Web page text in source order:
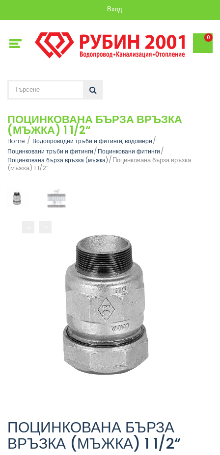
Вход
0
ПОЦИНКОВАНА БЪРЗА ВРЪЗКА
(МЪЖКА) 1 1/2“
Home
Водопроводни тръби и фитинги, водомери
Поцинковани тръби и фитинги
Поцинковани фитинги
Поцинкована бърза връзка (мъжка)
Поцинкована бърза връзка
(мъжка) 1 1/2“
ПОЦИНКОВАНА БЪРЗА
ВРЪЗКА (МЪЖКА) 1 1/2“